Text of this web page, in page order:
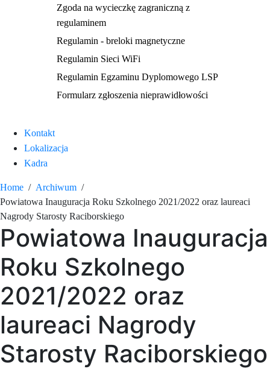
Zgoda na wycieczkę zagraniczną z
regulaminem
Regulamin - breloki magnetyczne
Regulamin Sieci WiFi
Regulamin Egzaminu Dyplomowego LSP
Formularz zgłoszenia nieprawidłowości
Kontakt
Lokalizacja
Kadra
Home
Archiwum
Powiatowa Inauguracja Roku Szkolnego 2021/2022 oraz laureaci
Nagrody Starosty Raciborskiego
Powiatowa Inauguracja
Roku Szkolnego
2021/2022 oraz
laureaci Nagrody
Starosty Raciborskiego